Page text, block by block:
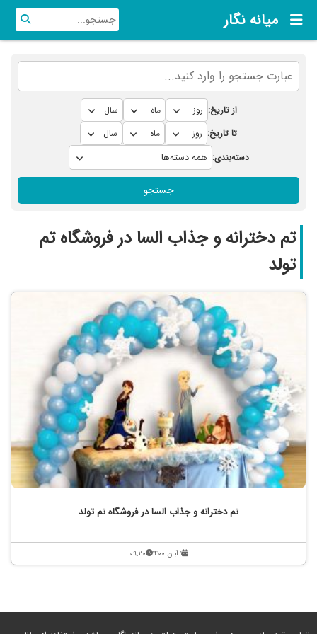
میانه نگار
از تاریخ:
تا تاریخ:
دسته‌بندی:
جستجو
تم دخترانه و جذاب السا در فروشگاه تم
تولد
تم دخترانه و جذاب السا در فروشگاه تم تولد
۱ آبان ۱۴۰۰ ۰۹:۲۰